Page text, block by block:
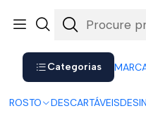
Categorias
ROSTO DESCARTÁVEIS
Shop now. Pay
Victoria